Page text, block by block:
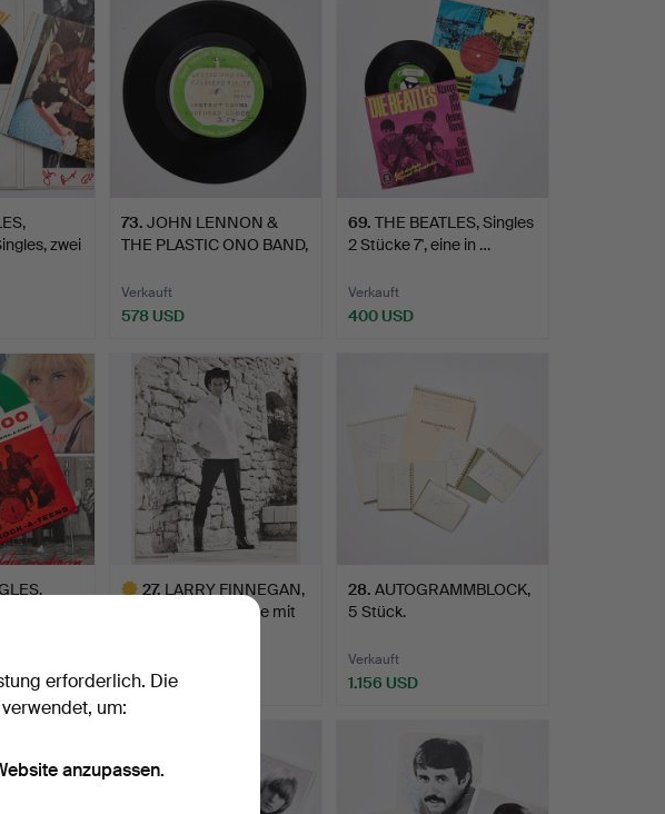
zwei
73. JOHN LENNON &
THE PLASTIC ONO BAND,
Verkauft
578 USD
69. THE BEATLES, Singles
2 Stücke 7', eine in …
Verkauft
400 USD
27. LARRY FINNEGAN,
signierte Werbekarte mit
106 USD
Ausgewähltes
28. AUTOGRAMMBLOCK,
5 Stück.
Verkauft
1.156 USD
erforderlich. Die
um:
anzupassen.